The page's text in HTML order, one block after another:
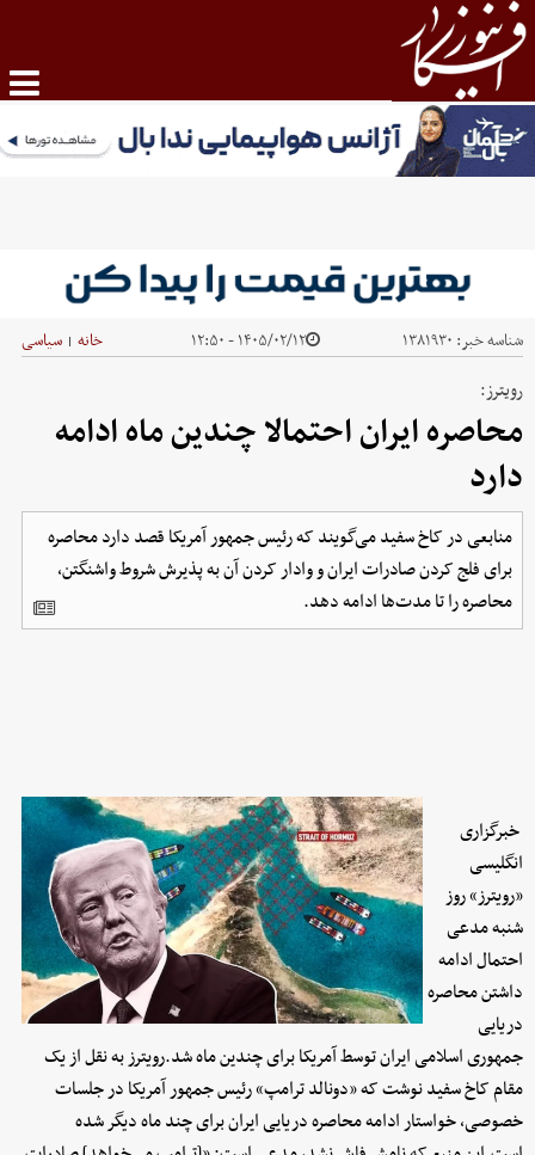
شناسه خبر: ۱۳۸۱۹۳۰ ۱۴۰۵/۰۲/۱۲ - ۱۲:۵۰ خانه | سیاسی
رویترز:
محاصره ایران احتمالا چندین ماه ادامه
دارد
منابعی در کاخ سفید می‌گویند که رئیس جمهور آمریکا قصد دارد محاصره
برای فلج کردن صادرات ایران و وادار کردن آن به پذیرش شروط واشنگتن،
محاصره را تا مدت‌ها ادامه دهد.
خبرگزاری
انگلیسی
«رویترز» روز
شنبه مدعی
احتمال ادامه
داشتن محاصره
دریایی
جمهوری اسلامی ایران توسط آمریکا برای چندین ماه شد.رویترز به نقل از یک
مقام کاخ سفید نوشت که «دونالد ترامپ» رئیس جمهور آمریکا در جلسات
خصوصی، خواستار ادامه محاصره دریایی ایران برای چند ماه دیگر شده